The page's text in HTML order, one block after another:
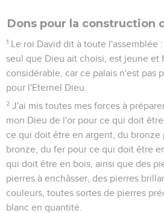
Dons pour la construction
1 Le roi David dit à toute l'assemblée
seul que Dieu ait choisi, est jeune et
considérable, car ce palais n'est pas
pour l'Eternel Dieu.
2 J'ai mis toutes mes forces à
mon Dieu de l'or pour ce qui doit
ce qui doit être en argent, du
bronze, du fer pour ce qui doit être
qui doit être en bois, ainsi que des
pierres à enchâsser, des pierres
couleurs, toutes sortes de pierres
blanc en quantité.